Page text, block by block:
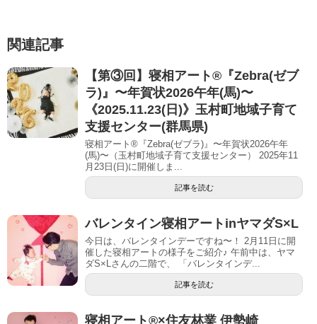
関連記事
【第③回】寝相アート®︎『Zebra(ゼブ
ラ)』〜年賀状2026午年(馬)〜
《2025.11.23(日)》玉村町地域子育て
支援センター(群馬県)
寝相アート®『Zebra(ゼブラ)』〜年賀状2026午年
(馬)〜（玉村町地域子育て支援センター） 2025年11
月23日(日)に開催しま...
記事を読む
バレンタイン寝相アートinヤマダS×L
今日は、バレンタインデーですね〜！ 2月11日に開
催した寝相アートの様子をご紹介♪ 午前中は、ヤマ
ダS×Lさんの二階で、 「バレンタインデ...
記事を読む
寝相アート®︎×住友林業 伊勢崎